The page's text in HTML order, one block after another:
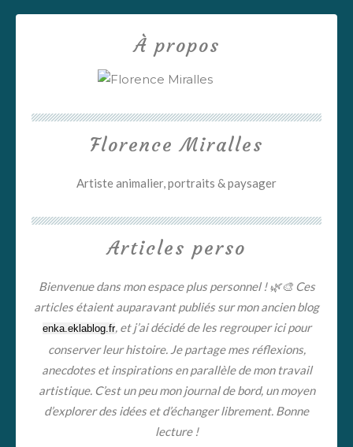
Florence Miralles
Artiste animalier, portraits & paysager
À propos
Articles perso
Bienvenue dans mon espace plus personnel ! 🌿🎨 Ces
articles étaient auparavant publiés sur mon ancien blog
enka.eklablog.fr, et j’ai décidé de les regrouper ici pour
conserver leur histoire. Je partage mes réflexions,
anecdotes et inspirations en parallèle de mon travail
artistique. C’est un peu mon journal de bord, un moyen
d’explorer des idées et d’échanger librement. Bonne
lecture !